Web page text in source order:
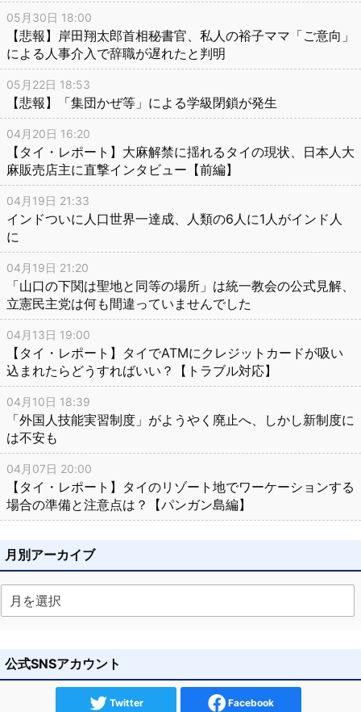
05月30日 18:00
【悲報】岸田翔太郎首相秘書官、私人の裕子ママ「ご意向」
による人事介入で辞職が遅れたと判明
05月22日 18:53
【悲報】「集団かぜ等」による学級閉鎖が発生
04月20日 16:20
【タイ・レポート】大麻解禁に揺れるタイの現状、日本人大
麻販売店主に直撃インタビュー【前編】
04月19日 21:33
インドついに人口世界一達成、人類の6人に1人がインド人
に
04月19日 21:20
「山口の下関は聖地と同等の場所」は統一教会の公式見解、
立憲民主党は何も間違っていませんでした
04月13日 19:00
【タイ・レポート】タイでATMにクレジットカードが吸い
込まれたらどうすればいい？【トラブル対応】
04月10日 18:39
「外国人技能実習制度」がようやく廃止へ、しかし新制度に
は不安も
04月07日 20:00
【タイ・レポート】タイのリゾート地でワーケーションする
場合の準備と注意点は？【パンガン島編】
月別アーカイブ
公式SNSアカウント
Twitter Facebook